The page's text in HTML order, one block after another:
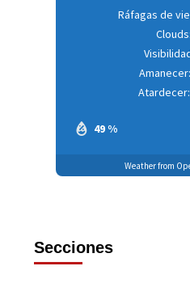
49 %
Ráfagas de
Clouds:
Amanecer:
Atardecer:
Weather from
Secciones